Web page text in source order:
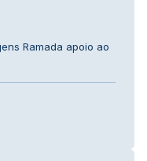
Ramada apoio ao